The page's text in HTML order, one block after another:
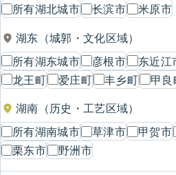
所有湖北城市
长滨市
米原市
湖东（城郭・文化区域）
所有湖东城市
彦根市 东近江
龙王町
爱庄町 丰乡町 甲良
湖南（历史・工艺区域）
所有湖南城市
草津市 甲贺市
栗东市
野洲市